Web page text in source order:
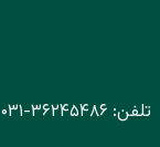
تلفن: ۳۶۲۴۵۴۸۶- ۰۳۱